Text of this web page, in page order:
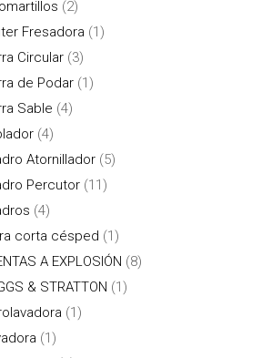
(2)
Fresadora (1)
Circular (3)
de Podar (1)
Sable (4)
(4)
Atornillador (5)
Percutor (11)
(4)
corta césped (1)
A EXPLOSIÓN (8)
& STRATTON (1)
(1)
(1)